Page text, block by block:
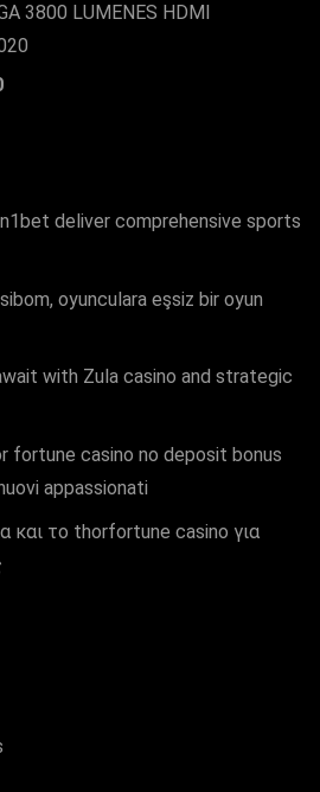
3800 LUMENES HDMI
deliver comprehensive sports
oyunculara eşsiz bir oyun
with Zula casino and strategic
fortune casino no deposit bonus
appassionati
και το thorfortune casino για